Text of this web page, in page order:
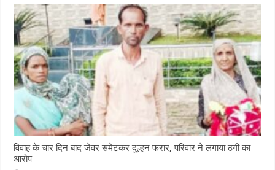
विवाह के चार दिन बाद जेवर समेटकर दुल्हन फरार, परिवार ने लगाया ठगी का
आरोप